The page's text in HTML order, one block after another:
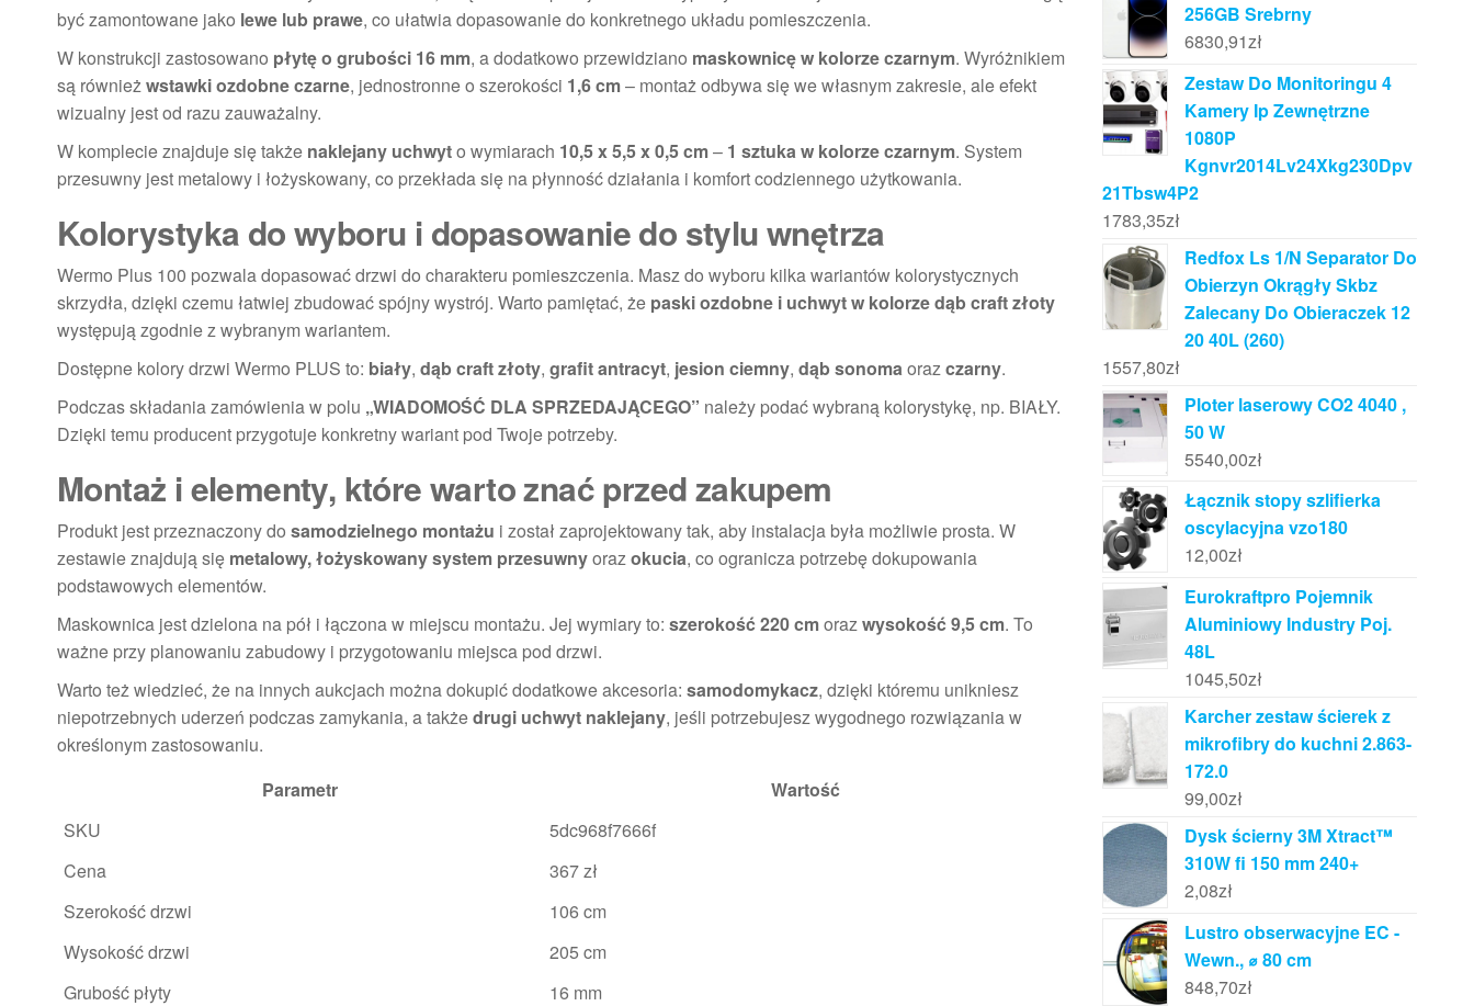
być zamontowane jako lewe lub prawe, co ułatwia dopasowanie do konkretnego układu pomieszczenia.
W konstrukcji zastosowano płytę o grubości 16 mm, a dodatkowo przewidziano maskownicę w kolorze czarnym. Wyróżnikiem
są równieżwstawki ozdobne czarne, jednostronne o szerokości 1,6 cm– montaż odbywa się we własnym zakresie, ale efekt
wizualny jest od razu zauważalny.
W komplecie znajduje się także naklejany uchwyto wymiarach 10,5 x 5,5 x 0,5 cm– 1 sztuka w kolorze czarnym. System
przesuwny jest metalowy i łożyskowany, co przekłada się na płynność działania i komfort codziennego użytkowania.
Kolorystyka do wyboru i dopasowanie do stylu wnętrza
Wermo Plus 100 pozwala dopasować drzwi do charakteru pomieszczenia. Masz do wyboru kilka wariantów kolorystycznych
skrzydła, dzięki czemu łatwiej zbudować spójny wystrój. Warto pamiętać, że paski ozdobne i uchwyt w kolorze dąb craft złoty
występują zgodnie z wybranym wariantem.
Dostępne kolory drzwi Wermo PLUS to: biały, dąb craft złoty, grafit antracyt, jesion ciemny, dąb sonomaorazczarny.
Podczas składania zamówienia w polu „WIADOMOŚĆ DLA SPRZEDAJĄCEGO” należy podać wybraną kolorystykę, np. BIAŁY.
Dzięki temu producent przygotuje konkretny wariant pod Twoje potrzeby.
Montaż i elementy, które warto znać przed zakupem
Produkt jest przeznaczony do samodzielnego montażu i został zaprojektowany tak, aby instalacja była możliwie prosta. W
zestawie znajdują się metalowy, łożyskowany system przesuwnyorazokucia, co ogranicza potrzebę dokupowania
podstawowych elementów.
Maskownica jest dzielona na pół i łączona w miejscu montażu. Jej wymiary to: szerokość 220 cmorazwysokość 9,5 cm. To
ważne przy planowaniu zabudowy i przygotowaniu miejsca pod drzwi.
Warto też wiedzieć, że na innych aukcjach można dokupić dodatkowe akcesoria: samodomykacz, dzięki któremu unikniesz
niepotrzebnych uderzeń podczas zamykania, a takżedrugi uchwyt naklejany, jeśli potrzebujesz wygodnego rozwiązania w
określonym zastosowaniu.
Parametr
Wartość
SKU
5dc968f7666f
Cena
367 zł
Szerokość drzwi
106 cm
Wysokość drzwi
205 cm
Grubość płyty
16 mm
256GB Srebrny
6830,91zł
Zestaw Do Monitoringu 4
Kamery Ip Zewnętrzne
1080P
Kgnvr2014Lv24Xkg230Dpv
21Tbsw4P2
1783,35zł
Redfox Ls 1/N Separator Do
Obierzyn Okrągły Skbz
Zalecany Do Obieraczek 12
20 40L (260)
1557,80zł
Ploter laserowy CO2 4040 ,
50 W
5540,00zł
Łącznik stopy szlifierka
oscylacyjna vzo180
12,00zł
Eurokraftpro Pojemnik
Aluminiowy Industry Poj.
48L
1045,50zł
Karcher zestaw ścierek z
mikrofibry do kuchni 2.863-
172.0
99,00zł
Dysk ścierny 3M Xtract™
310W fi 150 mm 240+
2,08zł
Lustro obserwacyjne EC -
Wewn., ⌀ 80 cm
848,70zł